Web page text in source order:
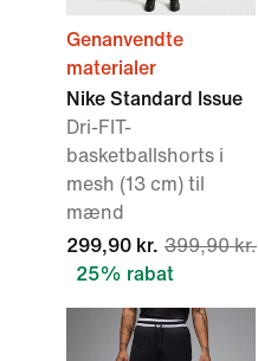
Genanvendte
materialer
Nike Standard Issue
Dri-FIT-
basketballshorts i
mesh (13 cm) til
mænd
299,90 kr. 399,90 kr.
25% rabat